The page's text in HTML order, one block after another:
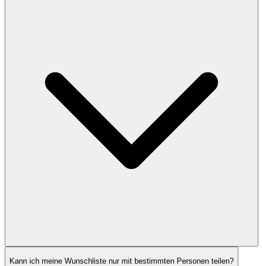
Kann ich meine Wunschliste nur mit bestimmten Personen teilen?